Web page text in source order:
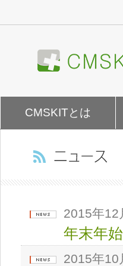
ン
を
CMSKITとは
2015年12
年末年
2015年10